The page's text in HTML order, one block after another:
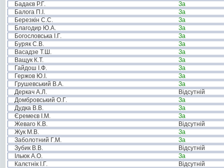
Бадаєв Р.Г.
За
Балога П.І.
За
Березкін С.С.
За
Благодир Ю.А.
За
Богословська І.Г.
За
Буряк С.В.
За
Васадзе Т.Ш.
За
Ващук К.Т.
За
Гайдош І.Ф.
За
Гержов Ю.І.
За
Грушевський В.А.
За
Деркач А.Л.
Відсутній
Домбровський О.Г.
За
Дудка В.В.
За
Єремеєв І.М.
За
Жеваго К.В.
Відсутній
Жук М.В.
За
Заболотний Г.М.
За
Зубик В.В.
Відсутній
Ільюк А.О.
За
Калєтнік І.Г.
Відсутній